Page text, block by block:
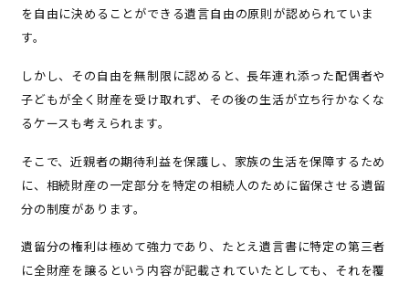
を自由に決めることができる遺言自由の原則が認められていま
す。
しかし、その自由を無制限に認めると、長年連れ添った配偶者や
子どもが全く財産を受け取れず、その後の生活が立ち行かなくな
るケースも考えられます。
そこで、近親者の期待利益を保護し、家族の生活を保障するため
に、相続財産の一定部分を特定の相続人のために留保させる遺留
分の制度があります。
遺留分の権利は極めて強力であり、たとえ遺言書に特定の第三者
に全財産を譲るという内容が記載されていたとしても、それを覆